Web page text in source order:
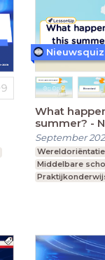
What
summer? -
Editie 2023
September
Wereldoriëntatie
Middelbare
Nieuwsquiz